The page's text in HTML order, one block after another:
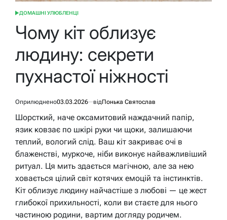
ОПУБЛІКУВАТИ
ДОМАШНІ УЛЮБЛЕНЦІ
Чому кіт облизує
людину: секрети
пухнастої ніжності
Оприлюднено03.03.2026 відПонька Святослав
Шорсткий, наче оксамитовий наждачний папір,
язик ковзає по шкірі руки чи щоки, залишаючи
теплий, вологий слід. Ваш кіт закриває очі в
блаженстві, муркоче, ніби виконує найважливіший
ритуал. Ця мить здається магічною, але за нею
ховається цілий світ котячих емоцій та інстинктів.
Кіт облизує людину найчастіше з любові — це жест
глибокої прихильності, коли ви стаєте для нього
частиною родини, вартим догляду родичем.